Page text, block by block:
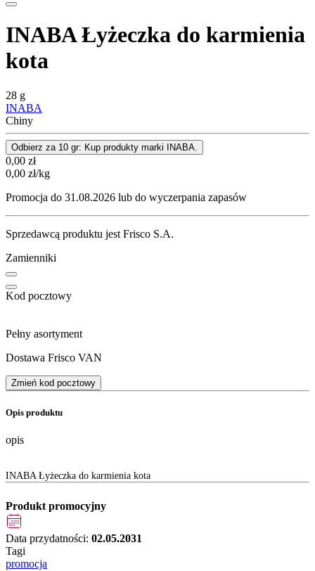
INABA Łyżeczka do karmienia
kota
28 g
INABA
Chiny
Odbierz za 10 gr: Kup produkty marki INABA.
Cena
0,00 zł
0,00 zł/kg
Promocja do 31.08.2026 lub do wyczerpania zapasów
Sprzedawcą produktu jest Frisco S.A.
Zamienniki
Kod pocztowy
Pełny asortyment
Dostawa Frisco VAN
Zmień kod pocztowy
Opis produktu
opis
INABA Łyżeczka do karmienia kota
Produkt promocyjny
Data przydatności: 02.05.2031
Tagi
promocja